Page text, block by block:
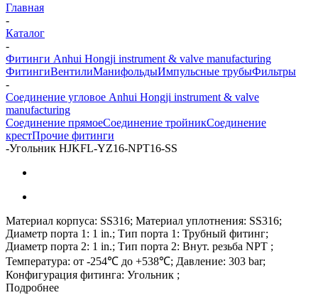
Главная
-
Каталог
-
Фитинги Anhui Hongji instrument & valve manufacturing
ФитингиВентилиМанифольдыИмпульсные трубыФильтры
-
Соединение угловое Anhui Hongji instrument & valve
manufacturing
Соединение прямоеСоединение тройникСоединение
крестПрочие фитинги
-Угольник HJKFL-YZ16-NPT16-SS
Материал корпуса: SS316; Материал уплотнения: SS316;
Диаметр порта 1: 1 in.; Тип порта 1: Трубный фитинг;
Диаметр порта 2: 1 in.; Тип порта 2: Внут. резьба NPT ;
Температура: от -254℃ до +538℃; Давление: 303 bar;
Конфигурация фитинга: Угольник ;
Подробнее